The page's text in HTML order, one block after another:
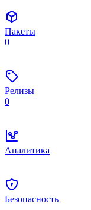
Пакеты
0
Релизы
0
Аналитика
Безопасность